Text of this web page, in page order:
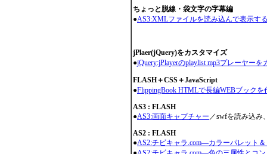
ちょっと脱線・袋文字の字幕編
●AS3:XMLファイルを読み込んで表示す
jPlaer(jQuery)をカスタマイズ
●jQuery:jPlayerのplaylist mp3プレーヤー
FLASH＋CSS＋JavaScript
●FlippingBook HTMLで長編WEBブックを
AS3 : FLASH
●AS3:画面キャプチャー ／swfを読み込み
AS2 : FLASH
●AS2:チビキャラ.com―カラーパレット